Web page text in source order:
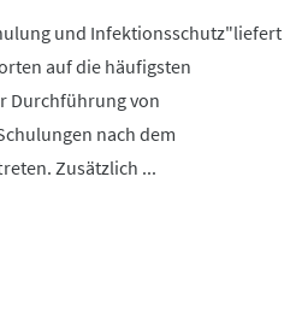
und Infektionsschutz"liefert
auf die häufigsten
Durchführung von
nach dem
Zusätzlich ...